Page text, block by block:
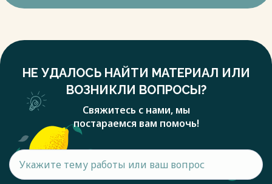
НЕ УДАЛОСЬ НАЙТИ МАТЕРИАЛ ИЛИ
ВОЗНИКЛИ ВОПРОСЫ?
Свяжитесь с нами, мы
постараемся вам помочь!